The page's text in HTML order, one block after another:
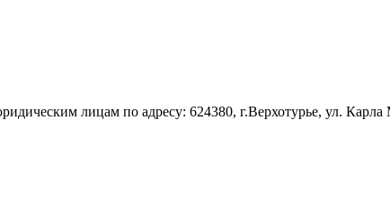
лицам по адресу: 624380, г.Верхотурье, ул.